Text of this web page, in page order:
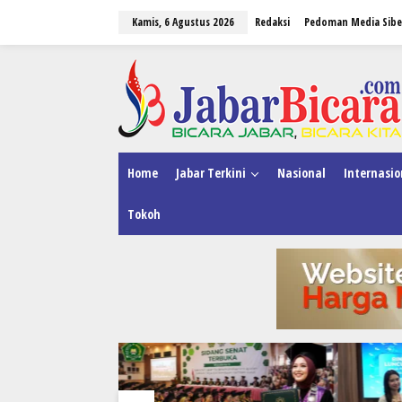
Kamis, 6 Agustus 2026 Redaksi Pedoman Media
Home Jabar Terkini Nasional
Tokoh